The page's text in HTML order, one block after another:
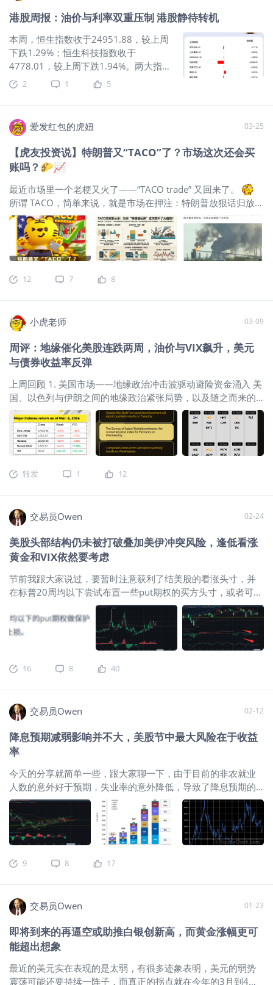
$NQ100指数主连 2606(NQmain)$ $微型NQ100指数主连
2606(MNQmain)$ $纳指100ETF(QQQ)$
你看，目前CTA基金
已经对美股进行了大幅抛售，头寸降到了历史低点，凸性
港股周报：油价与利率双重压制 港股静待转机
本周，恒生指数收于24951.88，较上周
下跌1.29%；恒生科技指数收于
4778.01，较上周下跌1.94%。两大指
数周内反复震荡，整体仍延续偏弱走
势。宏观层面，中东局势反复推升油
形成压制。油价冲击重回主线中东局势
本周仍是港股最大的外部变量。3 月 26
日国际油价大涨，布伦特原油单日收涨
5.7% 至 108.01 美元/桶，3 月 27 日仍
在 107 美元附近波动；与此同时，美股
科技板块继续承压。对港股来说，这条
线的影响不只是能源股，而是高油价重
新抬升了全球通胀和利率的不确定性，
压制了成长资产的风险偏好。降息预期
继续后移美联储本周的表态整体偏鹰，
市场对后续降息的预期继续降温。3 月
看不到通胀继续回落，今年降息就缺乏
可能还要维持一段时间；到 3 月 26
日，联储理事库克进一步表示，伊朗战
争已使联储双重目标的风险平衡重新偏
向通胀。对港股而言，这意味着利率敏
估值扩张空间。OECD下调全球增长预期
3 月 26 日，OECD下调全球经济展望，
成为本周宏观层面的又一项偏空信息。
该机构预计，2026 年全球 GDP 增速为
2.9%，低于此前更乐观的修复预期，
2027 年为 3.0%；同时，G20 今年通胀
预测被上调 1.2 个百分点至 4.0%。这组
修正强化了市场对高油价拖累增长、同
的外部环境更接近“增长承压、利率难
松”的组合。外卖平台迎来政策催化本周
港股最强的交易性主线之一来自外卖平
台。3 月 25 日，在监管部门和官媒先后
发声、要求行业停止“流血式”价格战后，
美团盘中一度上涨 12.6% 至 89 港元，
阿里巴巴和京东在港股也一度上涨逾
2 1 5
爱发红包的虎妞 03-25
【虎友投资说】特朗普又“TACO”了？市场这次还会买
账吗？🌮📈
最近市场里一个老梗又火了——“TACO trade” 又回来了。
所谓 TACO，简单来说，就是市场在押注：特朗普放狠话归放狠
话，最后大概率还是会缓一缓、退一步。从此前的关税威胁，
到最近市场对其地缘表态的反应，不少投资者又开始按这个逻
辑交易：风险资产先跌，随后只要措辞稍有缓和，股市、油
价、美元、黄金的走势就可能瞬间反转。 但问题也来了——这
普没有像市场预期那样“退一步”，会不会反而让市场措手不及？
是社区虎友们的不同观点，你更认同哪一种？欢迎在评论区聊
反弹：可这次“TACO”交易可能没以前好用了 这两天大家又开始
关注特朗普了，很多人嘴上说谨慎，手上却还是忍不住去抢反
弹。做所谓的“TACO”交易，特朗普说暂缓打击伊朗电力设施5
天，还提到和伊朗有“有成效的接触”，结果当天美股就反弹，但
是为什么我说这次taco交易没有那么好用了？听我详细分析下
一、TACO交易为什么总能带来反弹？ 说白了，这种交易本质上
做的不是基本面，而是“政策回撤”。只要市场相信特朗普会在资
产价格、民意或者政治压力面前收手，那每次他把话说满、把
风险资产砸下来，就会有人去赌他后面改口。过去这套玩法之
所以好用，是因为很多冲击都偏“口头威胁”或者“政策边界测
回去，油和供应链未必能立刻修好 我觉得这才是这次
12 7 8
小虎老师 03-09
周评：地缘催化美股连跌两周，油价与VIX飙升，美元
与债券收益率反弹
上周回顾 1. 美国市场——地缘政治冲击波驱动避险资金涌入 美
国、以色列与伊朗之间的地缘政治紧张局势，以及随之而来的
油价飙升，已显著影响市场动态。黄金和白银等避险资产也随
之上涨，投资者寻求躲避不确定性。 负面催化剂：受中东冲
突、油价上涨以及令人失望的月度就业报告拖累，美股指数连
续第二周下跌。$道琼斯(.DJI)$2.9%， $标普500(.SPX)$回落
绪重创国际股市；MSCI EAFE指数和MSCI新兴市场指数均暴跌
(VIX)$收于29.5，较前一周收盘水平上涨48%。 美元与收益率
2606(ZNmain)$收于4.15%，高于前一周的3.96%。同时，
$美元指数(USDindex.FOREX)$
四季度财报：根据FactSet数据，标普500指数成分股公司公布
的平均盈利较上年同期增长14.0%。 通胀观察：投资者本周关
键关注消费者物价指数（周三）和个人消费支出物价指数（周
五）或将指
转发 1 12
交易员Owen 02-24
美股头部结构仍未被打破叠加美伊冲突风险，逢低看涨
黄金和VIX依然要考虑
节前我跟大家说过，要暂时注意获利了结美股的看涨头寸，并
在标普20周均以下尝试布置一些put期权的买方头寸，或者可以
尝试逢低买入看多VIX的头寸，以VIX的20日均线为止损点，目
前看来，VIX的看涨头寸应该是已经获利了，而put的买方头寸
上，如果你出手早的话可能会获利，而如果出手晚一些的话目
前可能是小亏，但并没有增加太多的风险敞口。 $标普
普500(.SPX)$ $SP500指数主连 2603(ESmain)$
的策略仍然不变，仍然是小仓位的押注SPY的看跌买方头寸，并
细聊到了为什么我会持续看跌当前的美股，这并非仅仅是源于
美股的技术形态上出现了明显的头部结构：还是因为从美债收
益率的整体波动逻辑上来看的话，无论美债收益率是涨还是
跌，无论美元指数的走势是涨还是跌，都有可能给高位的美股
增加
16 8 40
交易员Owen 02-12
降息预期减弱影响并不大，美股节中最大风险在于收益
率
今天的分享就简单一些，跟大家聊一下，由于目前的非农就业
人数的意外好于预期，失业率的意外降低，导致了降息预期的
减弱，这事儿对美股到底是好是坏。 其实一句话概括就是，非
农结果如何都不会影响美股高位可能出现回撤这么个风险： 如
果非农数据好，则美债收益率走高，则可能压低美股的估值，
进而导致美股的回撤，而如果非农数据坏，则美债收益率走
元携带交易的抛压预期，也会影响到美股的下跌，所以你看，
还是会尝试在标普20周均线以下买入put期权做好保护，随时关
下美债收益率向上走高而造成的风险：$微型10年美债收益率
主连 2602(10Ymain)$
$20+年以上美国国债ETF-iShares(TLT)$ 以上是10年美债收益率
的技术面的走势，我认为这个10年美债收益率超过4.3%在近期
9 8 17
交易员Owen 01-23
即将到来的再逼空或助推白银创新高，而黄金涨幅更可
能超出想象
最近的美元实在表现的是太弱，有很多迹象表明，美元的弱势
震荡可能还要持续一阵子，而真正的拐点就在今年的3月到4月